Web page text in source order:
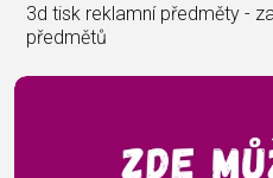
3d tisk reklamní předměty -
předmětů